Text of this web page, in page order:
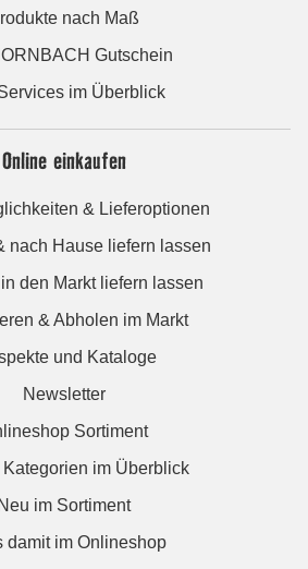
nach Maß
Gutschein
im Überblick
Online einkaufen
& Lieferoptionen
nach Hause liefern lassen
den Markt liefern lassen
& Abholen im Markt
und Kataloge
Newsletter
Sortiment
im Überblick
Neu im Sortiment
damit im Onlineshop